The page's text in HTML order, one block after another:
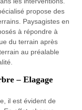
propose des
Paysagistes en
à répondre à
du terrain après
au préalable
– Elagage
il est évident de